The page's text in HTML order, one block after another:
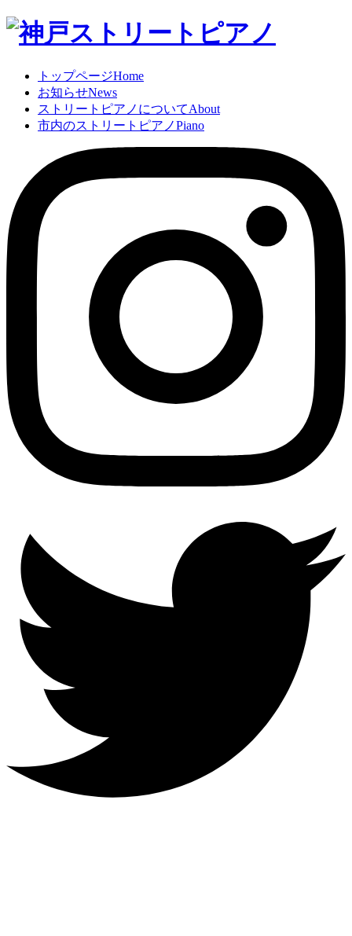
トップページHome
お知らせNews
ストリートピアノについてAbout
市内のストリートピアノPiano